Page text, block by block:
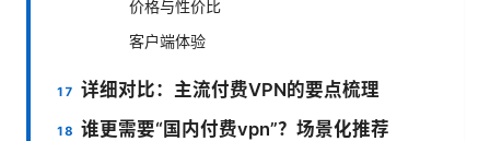
价格与性价比
客户端体验
详细对比：主流付费VPN的要点梳理
谁更需要“国内付费vpn”？场景化推荐